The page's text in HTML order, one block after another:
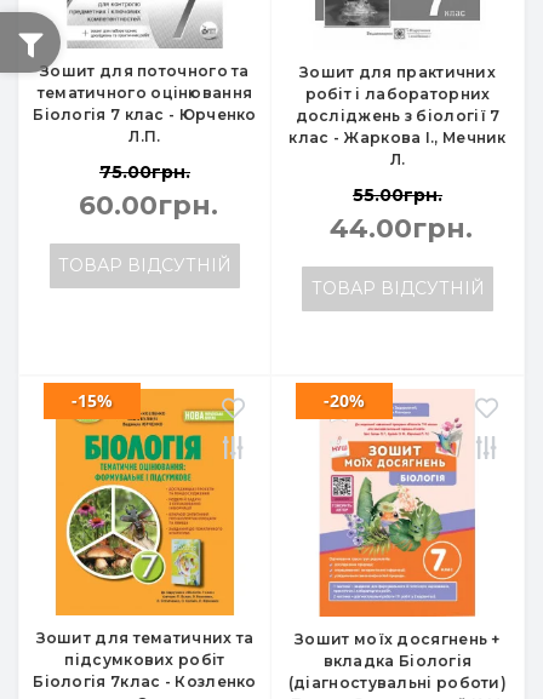
Зошит для поточного та
тематичного оцінювання
Біологія 7 клас - Юрченко
Л.П.
75.00грн.
60.00грн.
ТОВАР ВІДСУТНІЙ
Зошит для практичних
робіт і лабораторних
досліджень з біології 7
клас - Жаркова І., Мечник
Л.
55.00грн.
44.00грн.
ТОВАР ВІДСУТНІЙ
Зошит для тематичних та
підсумкових робіт
Біологія 7клас - Козленко
-15%
Зошит моїх досягнень +
вкладка Біологія
(діагностувальні роботи)
-20%